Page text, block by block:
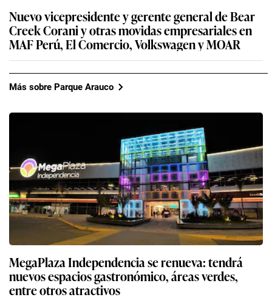
Nuevo vicepresidente y gerente general de Bear
Creek Corani y otras movidas empresariales en
MAF Perú, El Comercio, Volkswagen y MOAR
Más sobre Parque Arauco
MegaPlaza Independencia se renueva: tendrá
nuevos espacios gastronómico, áreas verdes,
entre otros atractivos